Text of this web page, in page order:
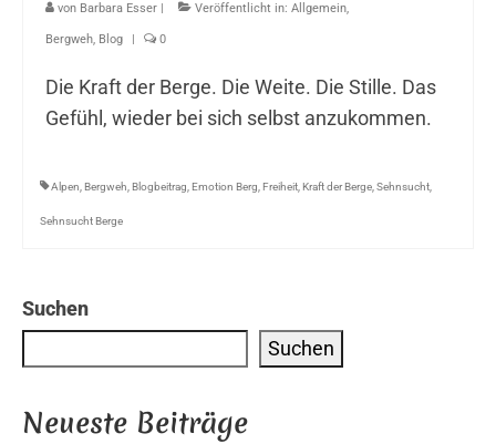
von Barbara Esser Veröffentlicht in: Allgemein,
Bergweh, Blog 0
Die Kraft der Berge. Die Weite. Die Stille. Das
Gefühl, wieder bei sich selbst anzukommen.
Alpen,Bergweh,Blogbeitrag,Emotion Berg,Freiheit,Kraft der Berge,Sehnsucht,
Sehnsucht Berge
Suchen
Suchen
Neueste Beiträge